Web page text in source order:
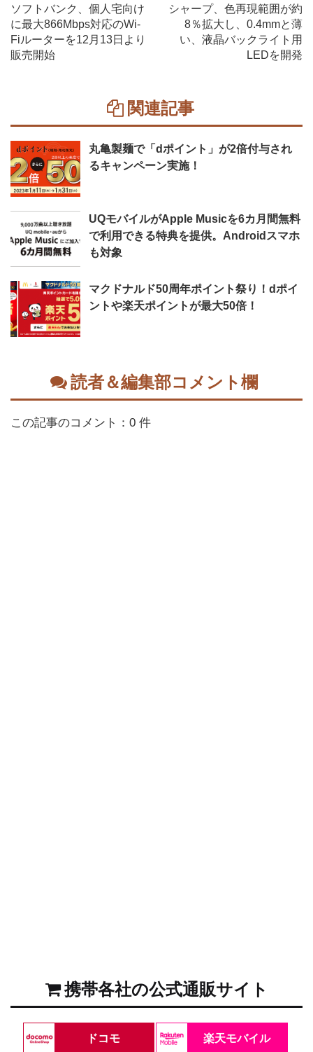
ソフトバンク、個人宅向け
に最大866Mbps対応のWi-
Fiルーターを12月13日より
販売開始
シャープ、色再現範囲が約
8％拡大し、0.4mmと薄
い、液晶バックライト用
LEDを開発
関連記事
丸亀製麺で「dポイント」が2倍付与され
るキャンペーン実施！
UQモバイルがApple Musicを6カ月間無料
で利用できる特典を提供。Androidスマホ
も対象
マクドナルド50周年ポイント祭り！dポイ
ントや楽天ポイントが最大50倍！
読者＆編集部コメント欄
この記事のコメント：0 件
携帯各社の公式通販サイト
ドコモ 楽天モバイル